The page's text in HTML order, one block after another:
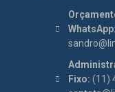
WhatsApp:
Fixo: (11)